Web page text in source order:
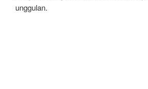
unggulan.